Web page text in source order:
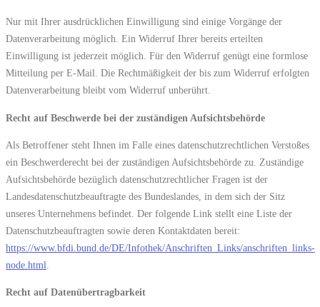
Nur mit Ihrer ausdrücklichen Einwilligung sind einige Vorgänge der
Datenverarbeitung möglich. Ein Widerruf Ihrer bereits erteilten
Einwilligung ist jederzeit möglich. Für den Widerruf genügt eine formlose
Mitteilung per E-Mail. Die Rechtmäßigkeit der bis zum Widerruf erfolgten
Datenverarbeitung bleibt vom Widerruf unberührt.
Recht auf Beschwerde bei der zuständigen Aufsichtsbehörde
Als Betroffener steht Ihnen im Falle eines datenschutzrechtlichen Verstoßes
ein Beschwerderecht bei der zuständigen Aufsichtsbehörde zu. Zuständige
Aufsichtsbehörde bezüglich datenschutzrechtlicher Fragen ist der
Landesdatenschutzbeauftragte des Bundeslandes, in dem sich der Sitz
unseres Unternehmens befindet. Der folgende Link stellt eine Liste der
Datenschutzbeauftragten sowie deren Kontaktdaten bereit:
https://www.bfdi.bund.de/DE/Infothek/Anschriften_Links/anschriften_links-
node.html
Recht auf Datenübertragbarkeit